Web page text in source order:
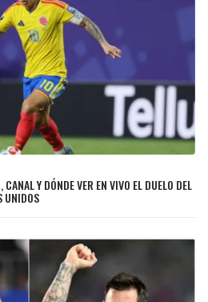
Y DÓNDE VER EN VIVO EL DUELO DEL
UNIDOS